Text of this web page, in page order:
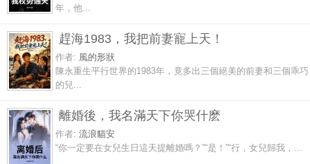
年，他...
趕海1983，我把前妻寵上天！
作者: 風的形狀
陳永重生平行世界的1983年，竟多出三個絕美的前妻和三個乖巧
的兒...
離婚後，我名滿天下你哭什麽
作者: 流浪貓安
“你一定要在女兒生日這天提離婚嗎？”“是！”“行，女兒歸我，...